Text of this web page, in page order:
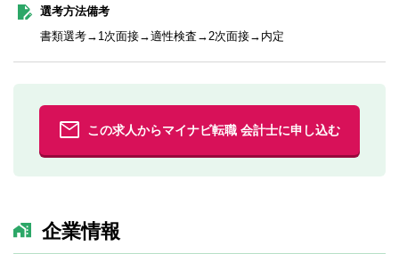
選考方法備考
書類選考→1次面接→適性検査→2次面接→内定
この求人からマイナビ転職 会計士に申し込む
企業情報